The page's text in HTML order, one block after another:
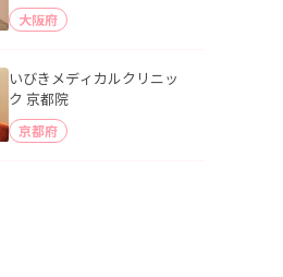
大阪府
いびきメディカルクリニッ
ク 京都院
京都府